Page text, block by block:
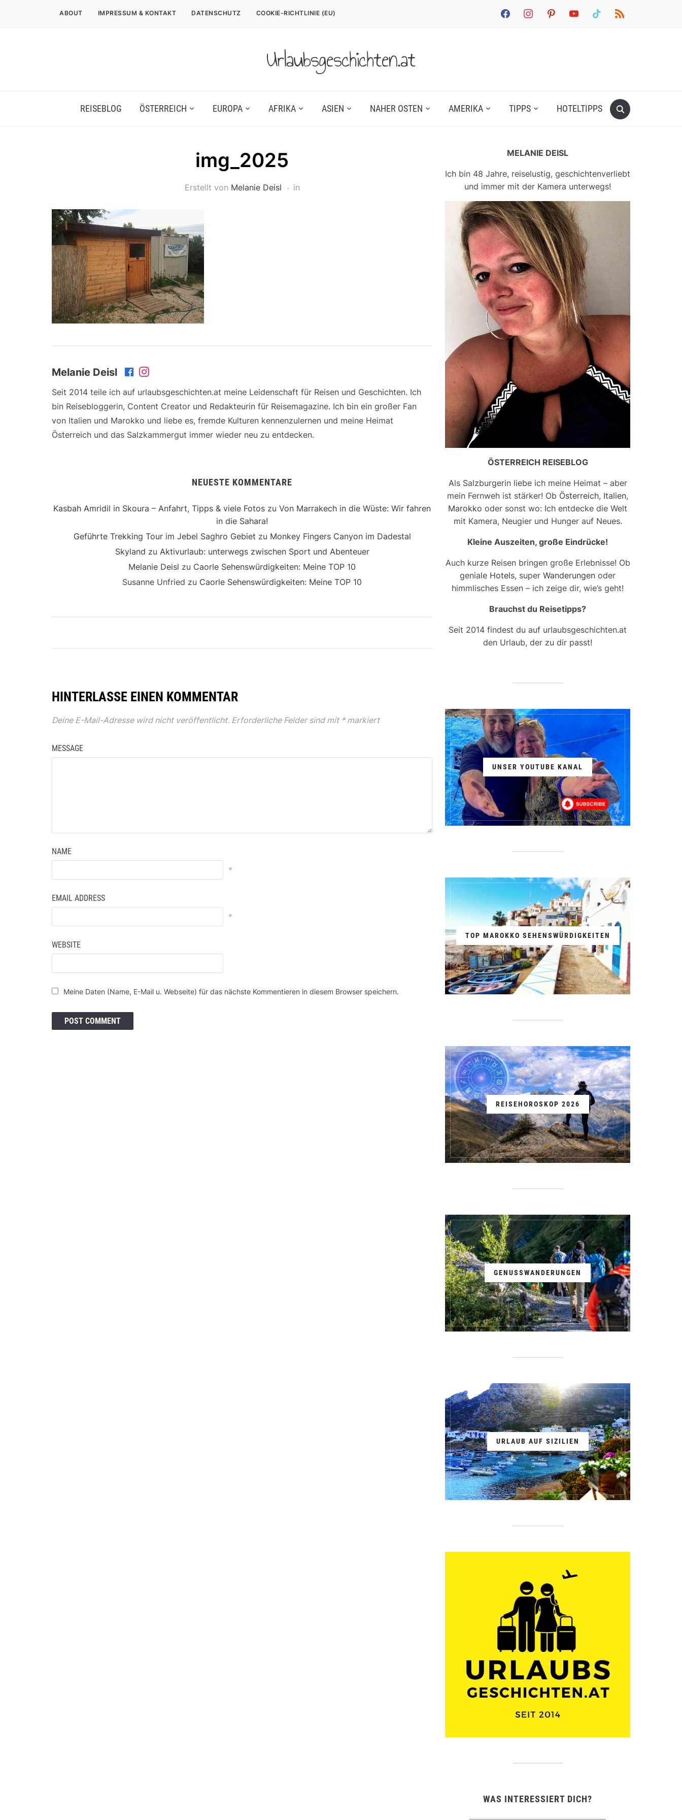
facebookinstagrampinterestyoutube tiktok rss
ABOUT IMPRESSUM & KONTAKT DATENSCHUTZ COOKIE-RICHTLINIE (EU)
Urlaubsgeschichten.at
REISEBLOG ÖSTERREICH EUROPA AFRIKA ASIEN NAHER OSTEN AMERIKA TIPPS HOTELTIPPS
img_2025
Erstellt von Melanie Deisl in
Melanie Deisl
Seit 2014 teile ich auf urlaubsgeschichten.at meine Leidenschaft für Reisen und Geschichten. Ich
bin Reisebloggerin, Content Creator und Redakteurin für Reisemagazine. Ich bin ein großer Fan
von Italien und Marokko und liebe es, fremde Kulturen kennenzulernen und meine Heimat
Österreich und das Salzkammergut immer wieder neu zu entdecken.
NEUESTE KOMMENTARE
Kasbah Amridil in Skoura – Anfahrt, Tipps & viele Fotos zu Von Marrakech in die Wüste: Wir fahren
in die Sahara!
Geführte Trekking Tour im Jebel Saghro Gebiet zu Monkey Fingers Canyon im Dadestal
Skyland zu Aktivurlaub: unterwegs zwischen Sport und Abenteuer
Melanie Deisl zu Caorle Sehenswürdigkeiten: Meine TOP 10
Susanne Unfried zu Caorle Sehenswürdigkeiten: Meine TOP 10
HINTERLASSE EINEN KOMMENTAR
Deine E-Mail-Adresse wird nicht veröffentlicht. Erforderliche Felder sind mit *markiert
MESSAGE
NAME
*
EMAIL ADDRESS
*
WEBSITE
Meine Daten (Name, E-Mail u. Webseite) für das nächste Kommentieren in diesem Browser speichern.
MELANIE DEISL
Ich bin 48 Jahre, reiselustig, geschichtenverliebt
und immer mit der Kamera unterwegs!
ÖSTERREICH REISEBLOG
Als Salzburgerin liebe ich meine Heimat – aber
mein Fernweh ist stärker! Ob Österreich, Italien,
Marokko oder sonst wo: Ich entdecke die Welt
mit Kamera, Neugier und Hunger auf Neues.
Kleine Auszeiten, große Eindrücke!
Auch kurze Reisen bringen große Erlebnisse! Ob
geniale Hotels, super Wanderungen oder
himmlisches Essen – ich zeige dir, wie’s geht!
Brauchst du Reisetipps?
Seit 2014 findest du auf urlaubsgeschichten.at
den Urlaub, der zu dir passt!
UNSER YOUTUBE KANAL
TOP MAROKKO SEHENSWÜRDIGKEITEN
REISEHOROSKOP 2026
GENUSSWANDERUNGEN
URLAUB AUF SIZILIEN
WAS INTERESSIERT DICH?